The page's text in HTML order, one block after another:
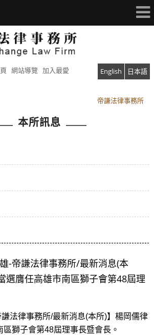
網站導覽 加入最愛 English
日本語
帝謙法律事務所
本所訊息
-帝謙法律事務所/最新消息(本
選膺任高雄市南區獅子會第48屆理
法律事務所/最新消息(本所)】楊岡儒律
獅子會第48屆理事長暨會長。